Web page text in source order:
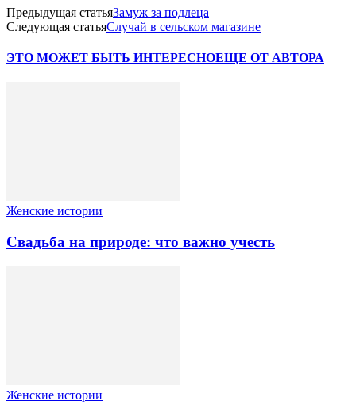
Предыдущая статьяЗамуж за подлеца
Следующая статьяСлучай в сельском магазине
ЭТО МОЖЕТ БЫТЬ ИНТЕРЕСНОЕЩЕ ОТ АВТОРА
Женские истории
Свадьба на природе: что важно учесть
Женские истории